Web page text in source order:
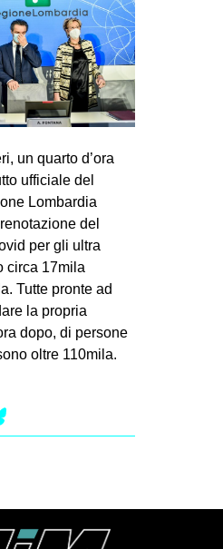
un quarto d’ora
ufficiale del
Lombardia
del
per gli ultra
circa 17mila
Tutte pronte ad
la propria
dopo, di persone
oltre 110mila.